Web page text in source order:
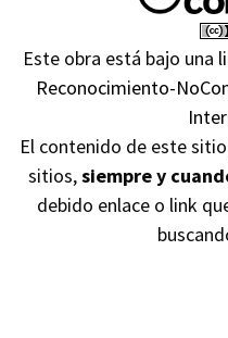
Este obra está bajo una
Reconocimiento-
El contenido de este
sitios,siempre y
debido enlace o link